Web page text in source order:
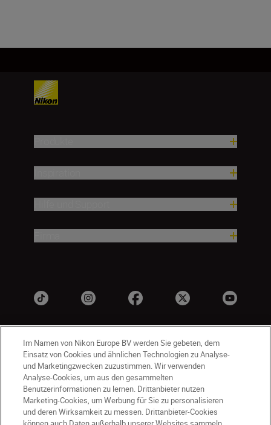
DE Nikon Sites
Kontakt Datenschutzhinweis
Im Namen von Nikon Europe BV werden Sie gebeten, dem
Einsatz von Cookies und ähnlichen Technologien zu Analyse-
und Marketingzwecken zuzustimmen. Wir verwenden
Analyse-Cookies, um aus den gesammelten
Benutzerinformationen zu lernen. Drittanbieter nutzen
Marketing-Cookies, um Werbung für Sie zu personalisieren
und deren Wirksamkeit zu messen. Drittanbieter-Cookies